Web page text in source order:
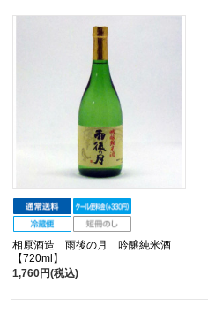
相原酒造 雨後の月 吟醸純米酒
【720ml】
1,760円(税込)